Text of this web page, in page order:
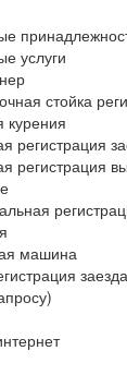
услуги
стойка
курения
регистрация
регистрация
машина
заезда